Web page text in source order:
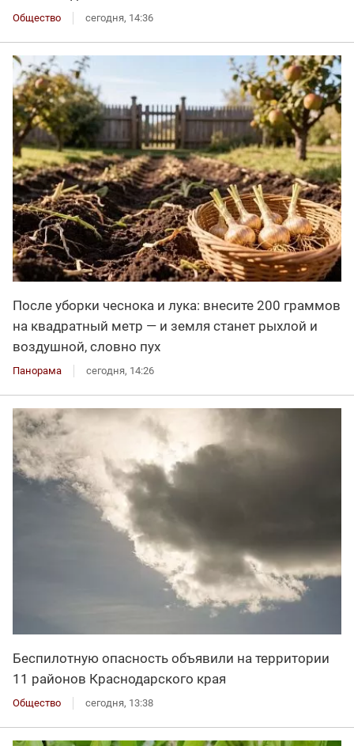
Общество сегодня, 14:36
После уборки чеснока и лука: внесите 200 граммов
на квадратный метр — и земля станет рыхлой и
воздушной, словно пух
Панорама сегодня, 14:26
Беспилотную опасность объявили на территории
11 районов Краснодарского края
Общество сегодня, 13:38